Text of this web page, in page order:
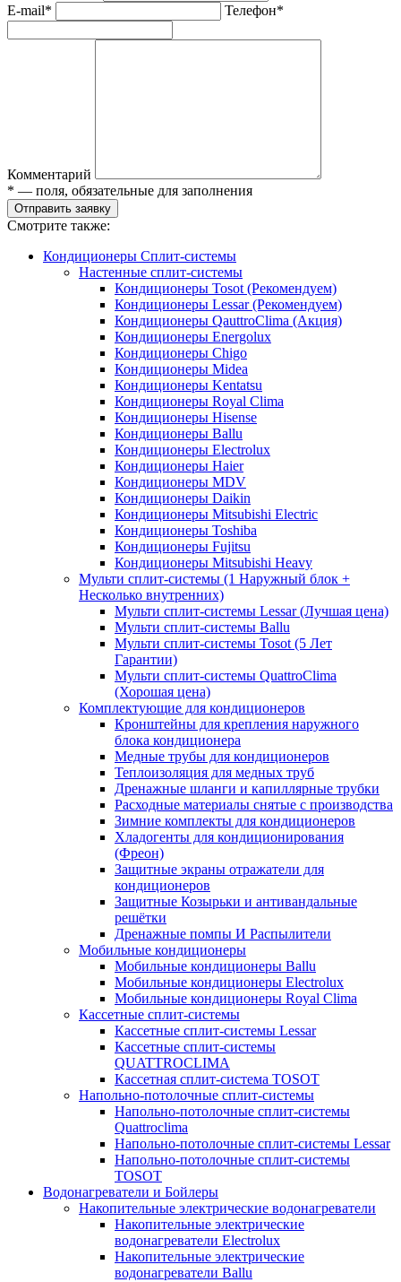
E-mail*
Телефон*
Комментарий
* — поля, обязательные для заполнения
Отправить заявку
Смотрите также:
Кондиционеры Сплит-системы
Настенные сплит-системы
Кондиционеры Tosot (Рекомендуем)
Кондиционеры Lessar (Рекомендуем)
Кондиционеры QauttroClima (Акция)
Кондиционеры Energolux
Кондиционеры Chigo
Кондиционеры Midea
Кондиционеры Kentatsu
Кондиционеры Royal Clima
Кондиционеры Hisense
Кондиционеры Ballu
Кондиционеры Electrolux
Кондиционеры Haier
Кондиционеры MDV
Кондиционеры Daikin
Кондиционеры Mitsubishi Electric
Кондиционеры Toshiba
Кондиционеры Fujitsu
Кондиционеры Mitsubishi Heavy
Мульти сплит-системы (1 Наружный блок +
Несколько внутренних)
Мульти сплит-системы Lessar (Лучшая цена)
Мульти сплит-системы Ballu
Мульти сплит-системы Tosot (5 Лет
Гарантии)
Мульти сплит-системы QuattroClima
(Хорошая цена)
Комплектующие для кондиционеров
Кронштейны для крепления наружного
блока кондиционера
Медные трубы для кондиционеров
Теплоизоляция для медных труб
Дренажные шланги и капиллярные трубки
Расходные материалы снятые с производства
Зимние комплекты для кондиционеров
Хладогенты для кондиционирования
(Фреон)
Защитные экраны отражатели для
кондиционеров
Защитные Козырьки и антивандальные
решётки
Дренажные помпы И Распылители
Мобильные кондиционеры
Мобильные кондиционеры Ballu
Мобильные кондиционеры Electrolux
Мобильные кондиционеры Royal Clima
Кассетные сплит-системы
Кассетные сплит-системы Lessar
Кассетные сплит-системы
QUATTROCLIMA
Кассетная сплит-система TOSOT
Напольно-потолочные сплит-системы
Напольно-потолочные сплит-системы
Quattroclima
Напольно-потолочные сплит-системы Lessar
Напольно-потолочные сплит-системы
TOSOT
Водонагреватели и Бойлеры
Накопительные электрические водонагреватели
Накопительные электрические
водонагреватели Electrolux
Накопительные электрические
водонагреватели Ballu